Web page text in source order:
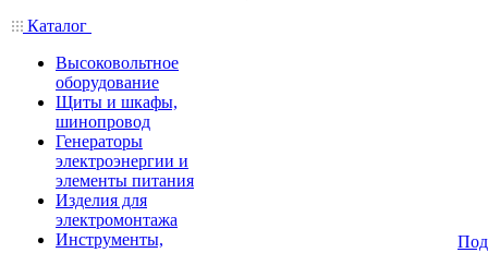
Каталог
Высоковольтное
оборудование
Щиты и шкафы,
шинопровод
Генераторы
электроэнергии и
элементы питания
Изделия для
электромонтажа
Инструменты,